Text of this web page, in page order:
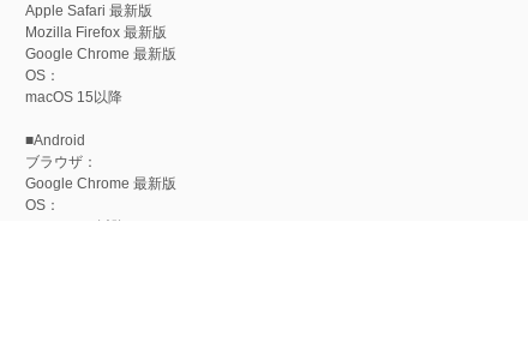
Apple Safari 最新版
Mozilla Firefox 最新版
Google Chrome 最新版
OS：
macOS 15以降
■Android
ブラウザ：
Google Chrome 最新版
OS：
Android 15以降